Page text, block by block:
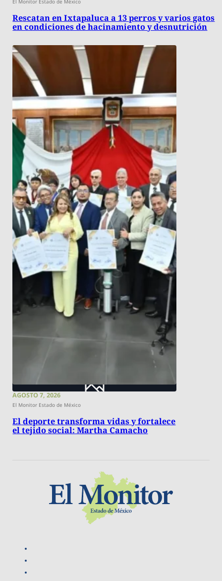
El Monitor Estado de México
Rescatan en Ixtapaluca a 13 perros y varios gatos
en condiciones de hacinamiento y desnutrición
AGOSTO 7, 2026
El Monitor Estado de México
El deporte transforma vidas y fortalece
el tejido social: Martha Camacho